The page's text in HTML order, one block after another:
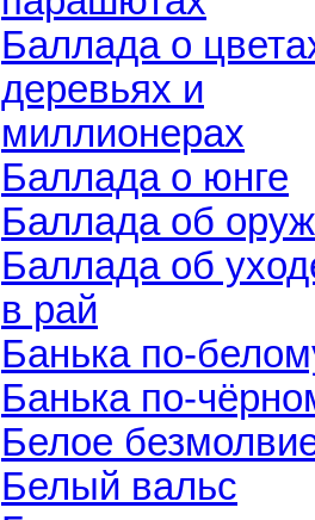
Баллада о
деревьях и
миллионерах
Баллада о юнге
Баллада об
Баллада об
в рай
Банька по-
Банька по-
Белое
Белый вальс